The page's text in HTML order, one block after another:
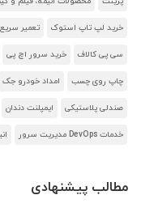
خرید لپ تاپ استوک تعمیر
سی پی کالاف خرید سرور اچ پی
چاپ روی چسب امداد خودرو جک
صندلی پلاستیکی ایمپلنت دندان
خدمات DevOps مدیریت سرور
مطالب پیشنهادی